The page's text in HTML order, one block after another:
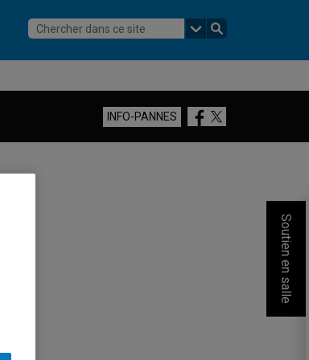
INFO-PANNES Facebook
Twitter
Soutien en salle